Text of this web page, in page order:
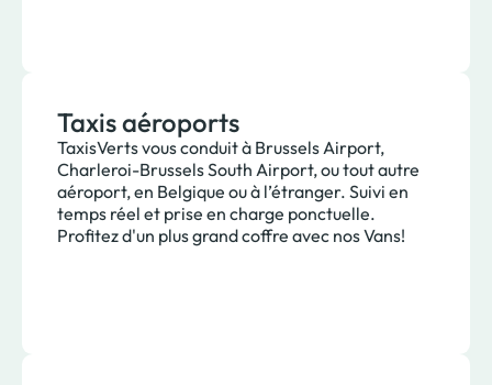
Taxis aéroports
TaxisVerts vous conduit à Brussels Airport,
Charleroi-Brussels South Airport, ou tout autre
aéroport, en Belgique ou à l’étranger. Suivi en
temps réel et prise en charge ponctuelle.
Profitez d'un plus grand coffre avec nos Vans!